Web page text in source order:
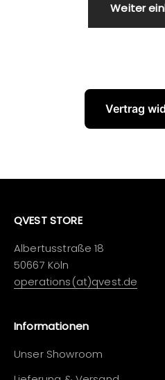
Weiter
Vertrag
QVEST STORE
Albertusstraße 18
50667 Köln
operations(at)qvest.de
Informationen
Unser Showroom